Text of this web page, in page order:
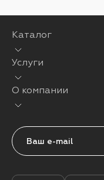
Каталог
Услуги
О компании